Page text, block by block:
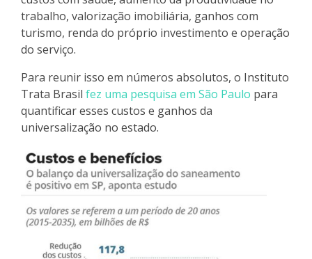
trabalho, valorização imobiliária, ganhos com
turismo, renda do próprio investimento e operação
do serviço.
Para reunir isso em números absolutos, o Instituto
Trata Brasil fez uma pesquisa em São Paulo para
quantificar esses custos e ganhos da
universalização no estado.